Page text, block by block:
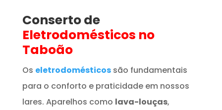
Conserto de
Eletrodomésticos no
Taboão
Os eletrodomésticos são fundamentais
para o conforto e praticidade em nossos
lares. Aparelhos como lava-louças,